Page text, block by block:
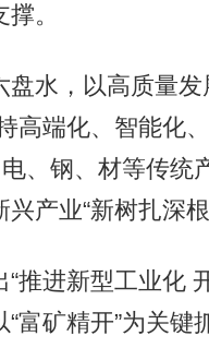
。
，以高质量发
高端化、智能化
、钢、材等传统
产业“新树扎深根
进新型工业化
富矿精开”为关